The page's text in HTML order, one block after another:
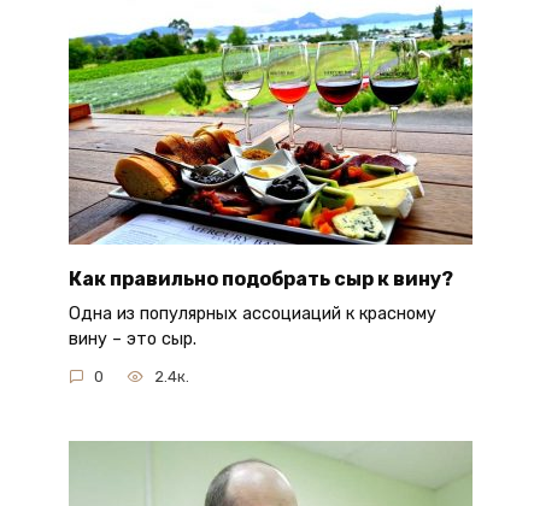
Как правильно подобрать сыр к вину?
Одна из популярных ассоциаций к красному
вину – это сыр.
0 2.4к.